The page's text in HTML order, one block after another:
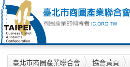
臺北市商圈產業聯合會 協會黃頁